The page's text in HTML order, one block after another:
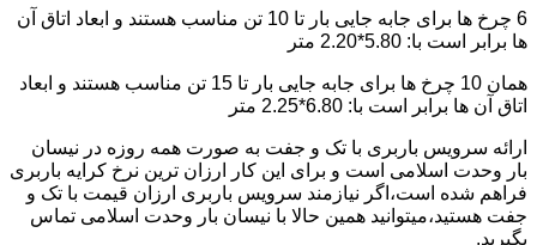
6 چرخ ها برای جابه جایی بار تا 10 تن مناسب هستند و ابعاد اتاق آن
ها برابر است با: 5.80*2.20 متر
همان 10 چرخ ها برای جابه جایی بار تا 15 تن مناسب هستند و ابعاد
اتاق آن ها برابر است با: 6.80*2.25 متر
ارائه سرویس باربری با تک و جفت به صورت همه روزه در نیسان
بار وحدت اسلامی است و برای این کار ارزان ترین نرخ کرایه باربری
فراهم شده است،اگر نیازمند سرویس باربری ارزان قیمت با تک و
جفت هستید،میتوانید همین حالا با نیسان بار وحدت اسلامی تماس
بگیرید.